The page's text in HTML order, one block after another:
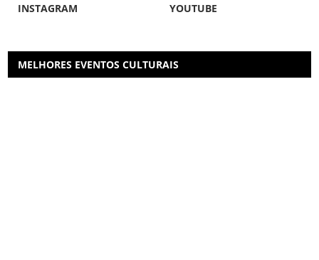
INSTAGRAM
YOUTUBE
MELHORES EVENTOS CULTURAIS